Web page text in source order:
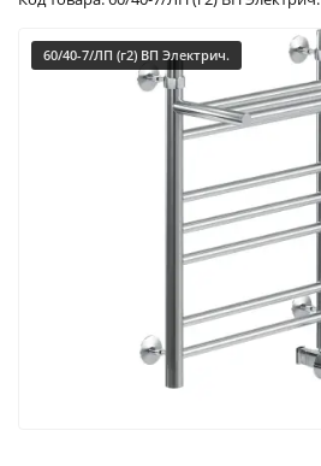
60/40-7/ЛП (г2) ВП Электрич.